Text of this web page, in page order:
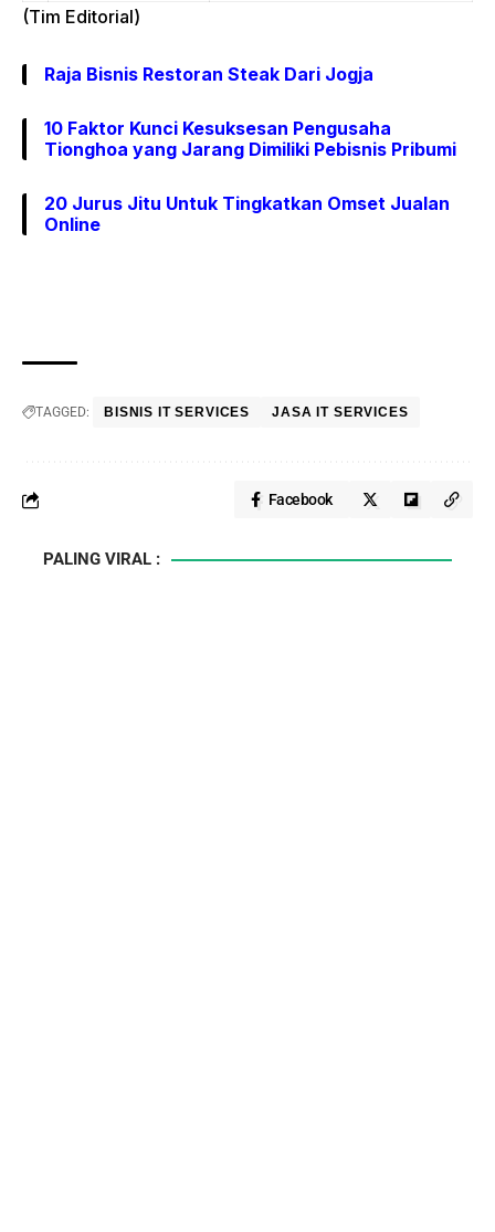
(Tim Editorial)
Raja Bisnis Restoran Steak Dari Jogja
10 Faktor Kunci Kesuksesan Pengusaha
Tionghoa yang Jarang Dimiliki Pebisnis Pribumi
20 Jurus Jitu Untuk Tingkatkan Omset Jualan
Online
TAGGED: BISNIS IT SERVICES JASA IT SERVICES
Facebook
PALING VIRAL :